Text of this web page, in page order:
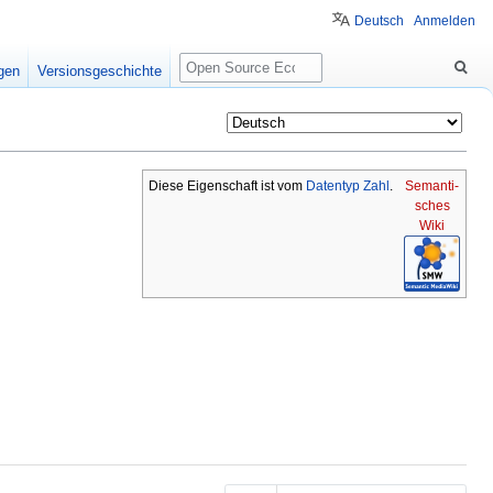
Semanti-
sches
Wiki
Diese Eigenschaft ist vom Datentyp Zahl .
Deutsch Anmelden
Versionsgeschichte
Suche